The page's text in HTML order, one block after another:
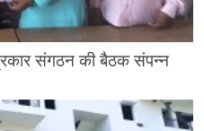
संगठन की बैठक संपन्न